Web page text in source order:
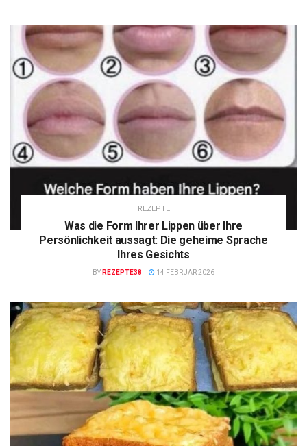
REZEPTE
Was die Form Ihrer Lippen über Ihre
Persönlichkeit aussagt: Die geheime Sprache
Ihres Gesichts
BY REZEPTE38 14 FEBRUAR 2026